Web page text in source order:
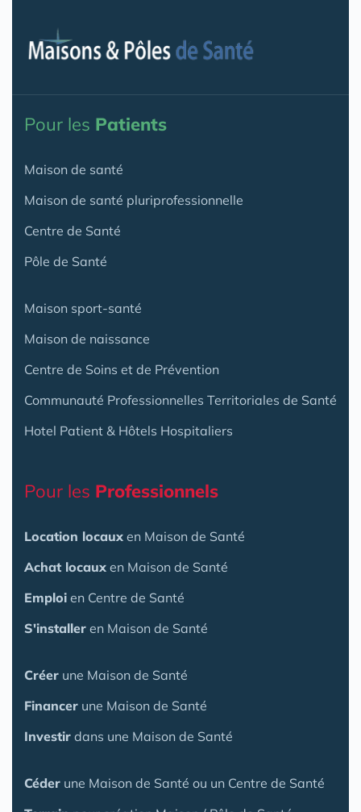
Pour les Patients
Maison de santé
Maison de santé pluriprofessionnelle
Centre de Santé
Pôle de Santé
Maison sport-santé
Maison de naissance
Centre de Soins et de Prévention
Communauté Professionnelles Territoriales de Santé
Hotel Patient & Hôtels Hospitaliers
Pour les Professionnels
Location locaux en Maison de Santé
Achat locaux en Maison de Santé
Emploi en Centre de Santé
S'installer en Maison de Santé
Créer une Maison de Santé
Financer une Maison de Santé
Investir dans une Maison de Santé
Céder une Maison de Santé ou un Centre de Santé